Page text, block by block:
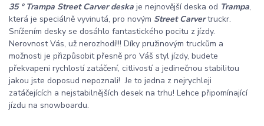
35 ° Trampa Street Carver deska je nejnovější deska od Trampa,
která je speciálně vyvinutá, pro novým Street Carvertruckr.
Snížením desky se dosáhlo fantastického pocitu z jízdy.
Nerovnost Vás, už nerozhodí!!! Díky pružinovým truckům a
možnosti je přizpůsobit přesně pro Váš styl jízdy, budete
překvapeni rychlostí zatáčení, citlivostí a jedinečnou stabilitou
jakou jste doposud nepoznali! Je to jedna z nejrychleji
zatáčejících a nejstabilnějších desek na trhu! Lehce připomínající
jízdu na snowboardu.